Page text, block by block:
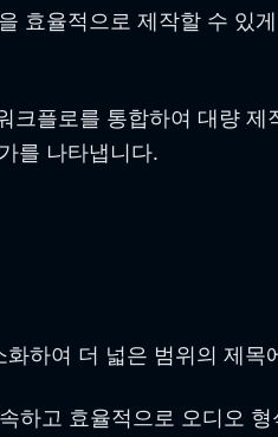
효율적으로 제작할 수 있
크플로를 통합하여 대량
를 나타냅니다.
하여 더 넓은 범위의 제
하고 효율적으로 오디오